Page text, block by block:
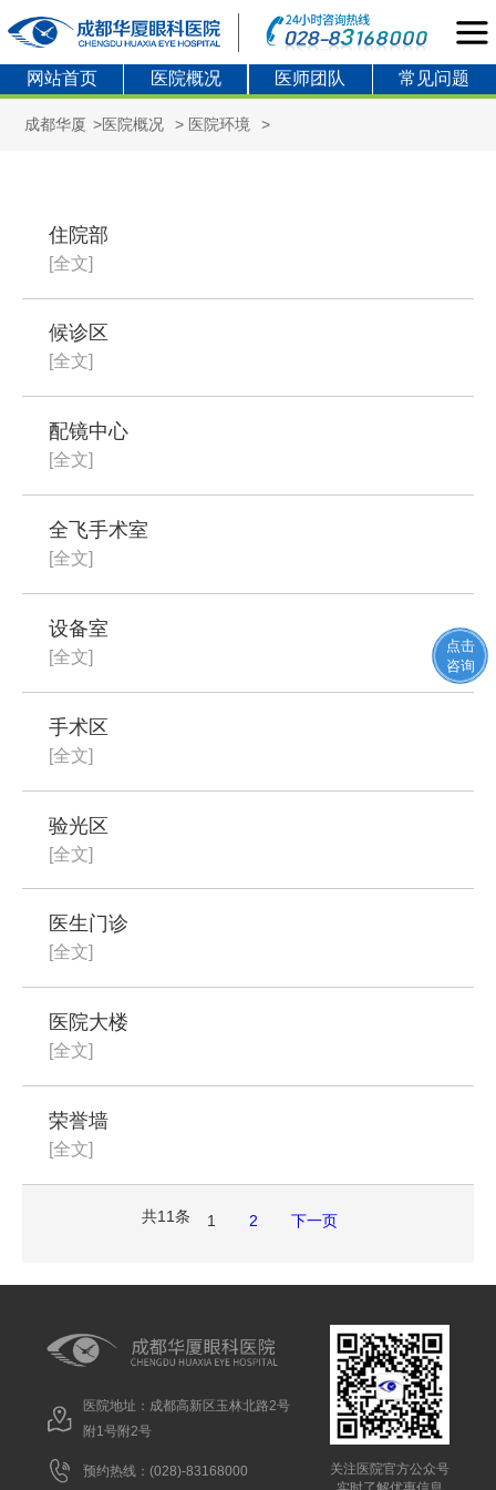
网站首页 医院概况 医师团队 常见问题
成都华厦 >医院概况 > 医院环境 >
住院部
[全文]
候诊区
[全文]
配镜中心
[全文]
全飞手术室
[全文]
设备室
[全文]
手术区
[全文]
验光区
[全文]
医生门诊
[全文]
医院大楼
[全文]
荣誉墙
[全文]
共11条 1 2 下一页
医院地址：成都高新区玉林北路2号
附1号附2号
预约热线：(028)-83168000
关注医院官方公众号
点击
咨询